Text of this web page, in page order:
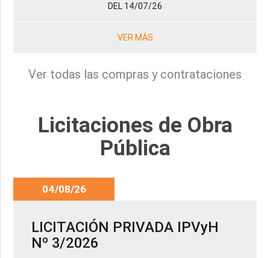
DEL 14/07/26
VER MÁS
Ver todas las compras y contrataciones
Licitaciones de Obra
Pública
04/08/26
LICITACIÓN PRIVADA IPVyH
Nº 3/2026